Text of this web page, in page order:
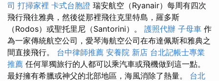
司 打掃家裡 卡式台胞證 瑞安航空（Ryanair）每周有四次
飛行飛往雅典，然後從那裡飛往克里特島，羅多斯
（Rodos）或聖托里尼（Santorini）。 護照代辦 子母車 作
為一家傳統航空公司，愛琴海航空公司在布達佩斯和雅典之
間直接飛行。 台中律師推薦 安養院 新店 台北記帳士專業
推薦 任何單獨旅行的人都可以乘汽車或飛機做到這一點。
最好擁有希臘或神父的北部地區，海風消除了熱量。 台北